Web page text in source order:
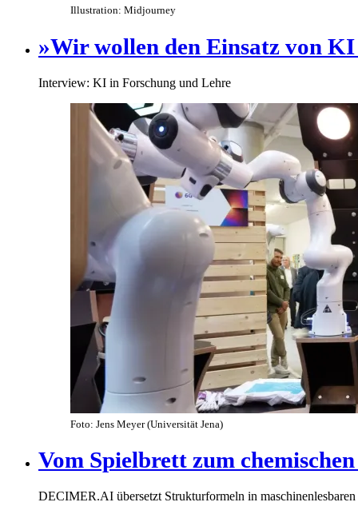
Illustration: Midjourney
»Wir wollen den Einsatz von
Interview: KI in Forschung und Lehre
Foto: Jens Meyer (Universität Jena)
Vom Spielbrett zum
DECIMER.AI übersetzt Strukturformeln in maschinenlesbaren